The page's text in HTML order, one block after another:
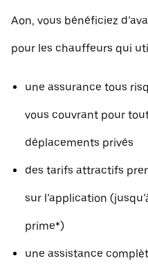
Aon, vous bénéficiez
pour les chauffeurs qui
une assurance tous
vous couvrant pour
déplacements privés
des tarifs attractifs
sur l’application
prime*)
une assistance